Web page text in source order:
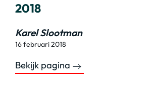
2018
Karel Slootman
16 februari 2018
Bekijk pagina